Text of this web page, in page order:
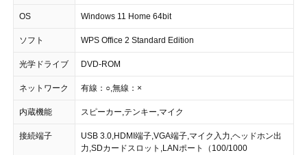
OS Windows 11 Home 64bit
ソフト WPS Office 2 Standard Edition
光学ドライブ DVD-ROM
ネットワーク 有線：○,無線：×
内蔵機能 スピーカー,テンキー,マイク
接続端子
USB 3.0,HDMI端子,VGA端子,マイク入力,ヘッドホン出
力,SDカードスロット,LANポート（100/1000